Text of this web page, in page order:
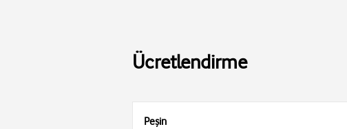
Ücretlendirme
Peşin